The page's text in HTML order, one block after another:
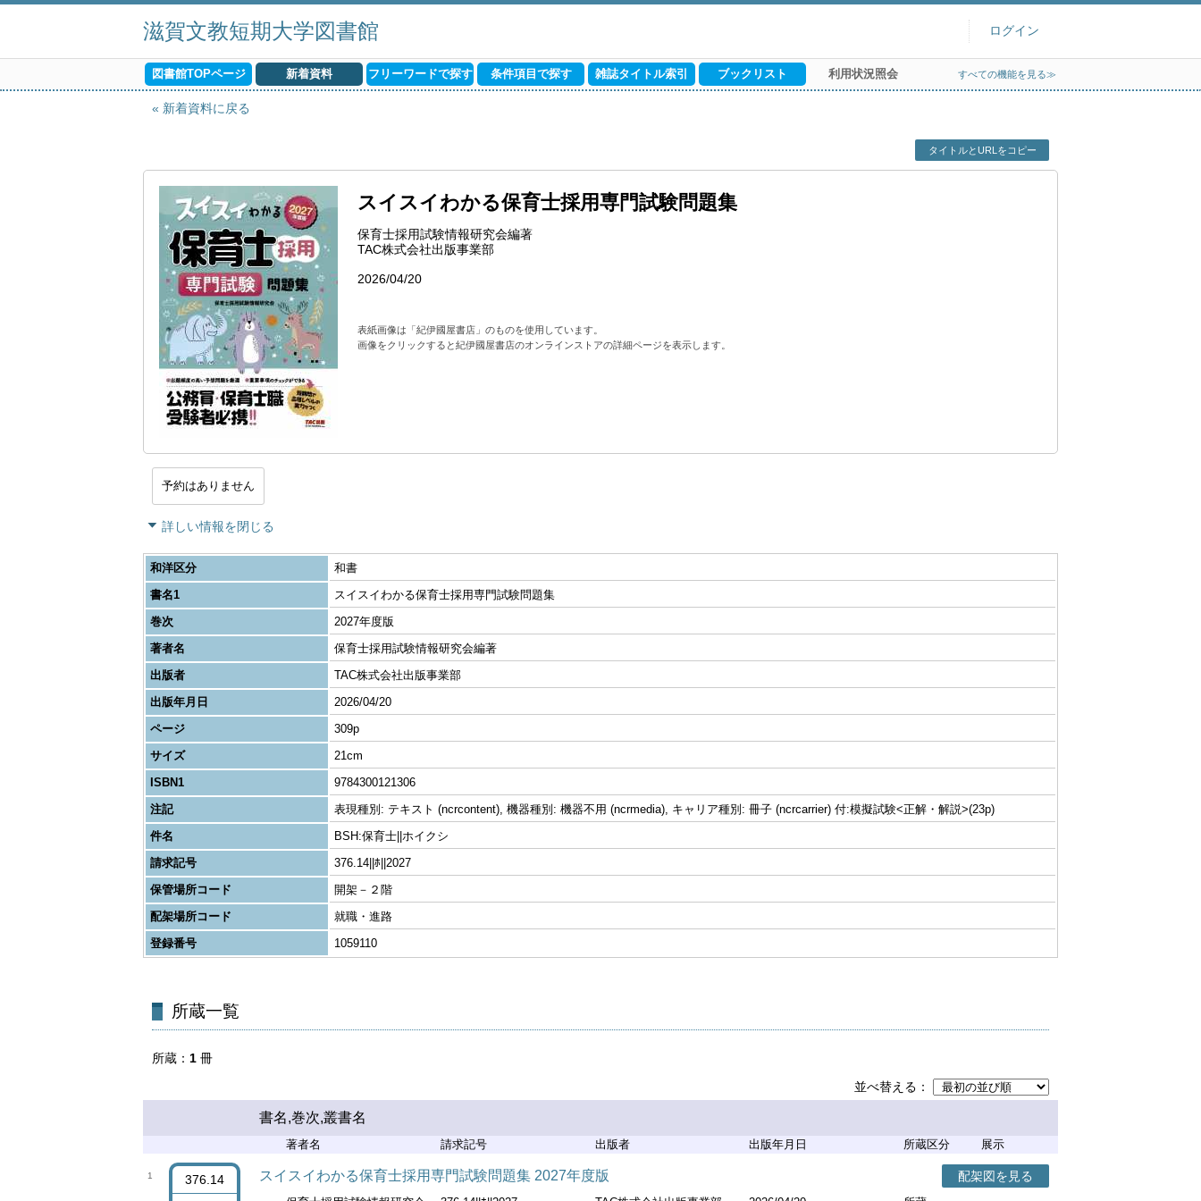
滋賀文教短期大学図書館 ログイン
図書館TOPページ 新着資料 フリーワードで探す 条件項目で探す 雑誌タイトル索引 ブックリスト 利用状況照会 すべての機能を見る≫
新着資料に戻る
タイトルとURLをコピー
スイスイわかる保育士採用専門試験問題集
保育士採用試験情報研究会編著
TAC株式会社出版事業部
2026/04/20
表紙画像は「紀伊國屋書店」のものを使用しています。
画像をクリックすると紀伊國屋書店のオンラインストアの詳細ページを表示します。
予約はありません
詳しい情報を閉じる
和洋区分
和書
書名1
スイスイわかる保育士採用専門試験問題集
巻次
2027年度版
著者名
保育士採用試験情報研究会編著
出版者
TAC株式会社出版事業部
出版年月日
2026/04/20
ページ
309p
サイズ
21cm
ISBN1
9784300121306
注記
表現種別: テキスト (ncrcontent), 機器種別: 機器不用 (ncrmedia), キャリア種別: 冊子 (ncrcarrier) 付:模擬試験<正解・解説>(23p)
件名
BSH:保育士||ホイクシ
請求記号
376.14||ﾎ||2027
保管場所コード
開架－２階
配架場所コード
就職・進路
登録番号
1059110
所蔵一覧
所蔵 1 冊
並べ替える
書名,巻次,叢書名
著者名 請求記号 出版者 出版年月日 所蔵区分 展示
1
376.14
スイスイわかる保育士採用専門試験問題集 2027年度版 配架図を見る